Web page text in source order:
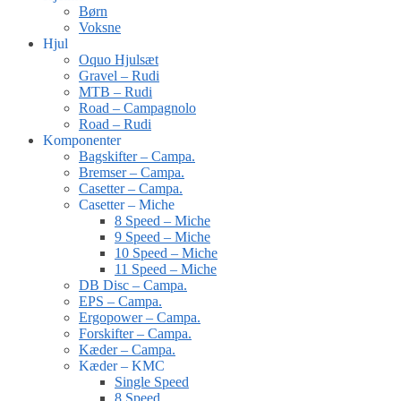
Børn
Voksne
Hjul
Oquo Hjulsæt
Gravel – Rudi
MTB – Rudi
Road – Campagnolo
Road – Rudi
Komponenter
Bagskifter – Campa.
Bremser – Campa.
Casetter – Campa.
Casetter – Miche
8 Speed – Miche
9 Speed – Miche
10 Speed – Miche
11 Speed – Miche
DB Disc – Campa.
EPS – Campa.
Ergopower – Campa.
Forskifter – Campa.
Kæder – Campa.
Kæder – KMC
Single Speed